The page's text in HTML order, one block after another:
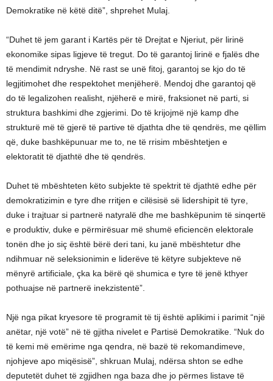
Demokratike në këtë ditë”, shprehet Mulaj.
“Duhet të jem garant i Kartës për të Drejtat e Njeriut, për lirinë
ekonomike sipas ligjeve të tregut. Do të garantoj lirinë e fjalës dhe
të mendimit ndryshe. Në rast se unë fitoj, garantoj se kjo do të
legjitimohet dhe respektohet menjëherë. Mendoj dhe garantoj që
do të legalizohen realisht, njëherë e mirë, fraksionet në parti, si
struktura bashkimi dhe zgjerimi. Do të krijojmë një kamp dhe
strukturë më të gjerë të partive të djathta dhe të qendrës, me qëllim
që, duke bashkëpunuar me to, ne të rrisim mbështetjen e
elektoratit të djathtë dhe të qendrës.
Duhet të mbështeten këto subjekte të spektrit të djathtë edhe për
demokratizimin e tyre dhe rritjen e cilësisë së lidershipit të tyre,
duke i trajtuar si partnerë natyralë dhe me bashkëpunim të sinqertë
e produktiv, duke e përmirësuar më shumë eficiencën elektorale
tonën dhe jo siç është bërë deri tani, ku janë mbështetur dhe
ndihmuar në seleksionimin e liderëve të këtyre subjekteve në
mënyrë artificiale, çka ka bërë që shumica e tyre të jenë kthyer
pothuajse në partnerë inekzistentë”.
Një nga pikat kryesore të programit të tij është aplikimi i parimit “një
anëtar, një votë” në të gjitha nivelet e Partisë Demokratike. “Nuk do
të kemi më emërime nga qendra, në bazë të rekomandimeve,
njohjeve apo miqësisë”, shkruan Mulaj, ndërsa shton se edhe
deputetët duhet të zgjidhen nga baza dhe jo përmes listave të